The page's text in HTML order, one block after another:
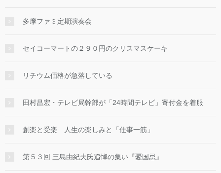
多摩ファミ定期演奏会
セイコーマートの２９０円のクリスマスケーキ
リチウム価格が急落している
田村昌宏・テレビ局幹部が「24時間テレビ」寄付金を着服
創楽と受楽 人生の楽しみと「仕事一筋」
第５３回 三島由紀夫氏追悼の集い『憂国忌』